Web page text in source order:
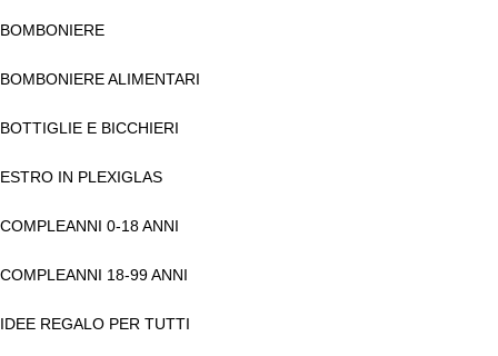
BOMBONIERE
BOMBONIERE ALIMENTARI
BOTTIGLIE E BICCHIERI
ESTRO IN PLEXIGLAS
COMPLEANNI 0-18 ANNI
COMPLEANNI 18-99 ANNI
IDEE REGALO PER TUTTI